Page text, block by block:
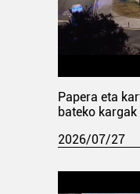
Papera eta
bateko
2026/07/27